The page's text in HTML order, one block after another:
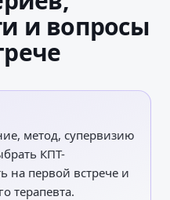
и вопросы
метод, супервизию
КПТ-
на первой встрече и
терапевта.